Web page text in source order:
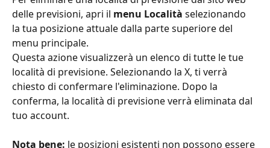
delle previsioni, apri il menu Località selezionando
la tua posizione attuale dalla parte superiore del
menu principale.
Questa azione visualizzerà un elenco di tutte le tue
località di previsione. Selezionando la X, ti verrà
chiesto di confermare l'eliminazione. Dopo la
conferma, la località di previsione verrà eliminata dal
tuo account.
Nota bene: le posizioni esistenti non possono essere